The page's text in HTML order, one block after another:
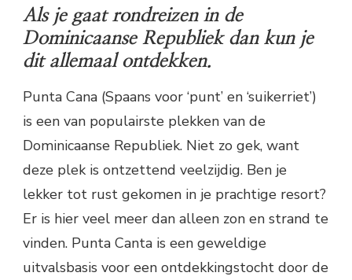
Als je gaat rondreizen in de
Dominicaanse Republiek dan kun je
dit allemaal ontdekken.
Punta Cana (Spaans voor ‘punt’ en ‘suikerriet’)
is een van populairste plekken van de
Dominicaanse Republiek. Niet zo gek, want
deze plek is ontzettend veelzijdig. Ben je
lekker tot rust gekomen in je prachtige resort?
Er is hier veel meer dan alleen zon en strand te
vinden. Punta Canta is een geweldige
uitvalsbasis voor een ontdekkingstocht door de